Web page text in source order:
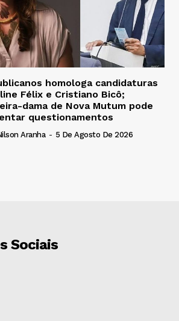
homologa candidaturas
Félix e Cristiano Bicô;
dama de Nova Mutum pode
questionamentos
Aranha - 5 De Agosto De 2026
Sociais